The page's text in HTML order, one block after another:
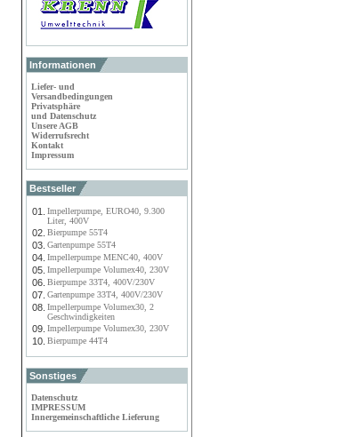
Informationen
Liefer- und
Versandbedingungen
Privatsphäre
und Datenschutz
Unsere AGB
Widerrufsrecht
Kontakt
Impressum
Bestseller
01.
Impellerpumpe, EURO40, 9.300
Liter, 400V
02. Bierpumpe 55T4
03. Gartenpumpe 55T4
04. Impellerpumpe MENC40, 400V
05. Impellerpumpe Volumex40, 230V
06. Bierpumpe 33T4, 400V/230V
07. Gartenpumpe 33T4, 400V/230V
08. Impellerpumpe Volumex30, 2
Geschwindigkeiten
09. Impellerpumpe Volumex30, 230V
10. Bierpumpe 44T4
Sonstiges
Datenschutz
IMPRESSUM
Innergemeinschaftliche Lieferung